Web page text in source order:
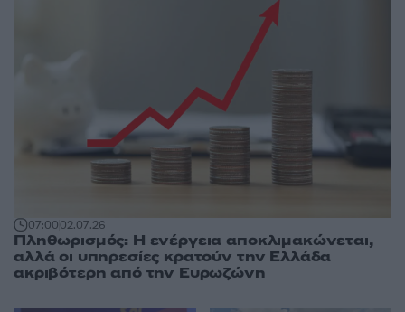
07:0002.07.26
Πληθωρισμός: Η ενέργεια αποκλιμακώνεται,
αλλά οι υπηρεσίες κρατούν την Ελλάδα
ακριβότερη από την Ευρωζώνη